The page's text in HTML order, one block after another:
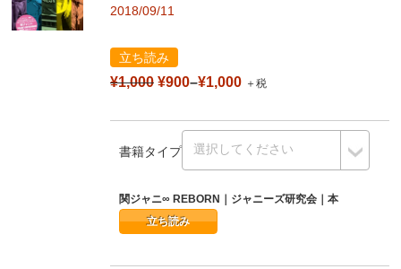
2018/09/11
立ち読み
¥1,000 ¥900–¥1,000 ＋税
書籍タイプ
関ジャニ∞ REBORN｜ジャニーズ研究会｜本
立ち読み